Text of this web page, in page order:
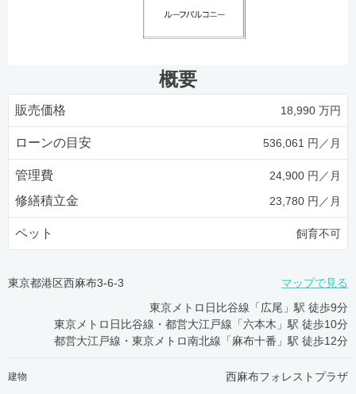
概要
販売価格 18,990 万円
ローンの目安 536,061 円／月
管理費 24,900 円／月
修繕積立金 23,780 円／月
ペット 飼育不可
東京都港区西麻布3-6-3
マップで見る
東京メトロ日比谷線「広尾」駅 徒歩9分
東京メトロ日比谷線・都営大江戸線「六本木」駅 徒歩10分
都営大江戸線・東京メトロ南北線「麻布十番」駅 徒歩12分
建物 西麻布フォレストプラザ